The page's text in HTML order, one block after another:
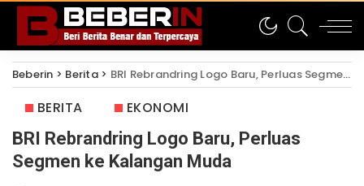
Beberin > Berita> BRI Rebrandring Logo Baru, Perluas Segmen ke Kalangan Muda
BERITA EKONOMI
BRI Rebrandring Logo Baru, Perluas
Segmen ke Kalangan Muda